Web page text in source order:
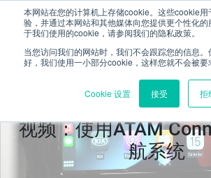
本网站在您的计算机上存储cookie。这些cookie
验，并通过本网站和其他媒体向您提供更个性化
于我们使用的cookie，请参阅我们的隐私政策。
当您访问我们的网站时，我们不会跟踪您的信息
好，我们使用一小部分cookie，这样您就不会被要
Cookie 设置 接受 拒
视频：使用ATAM
航系统